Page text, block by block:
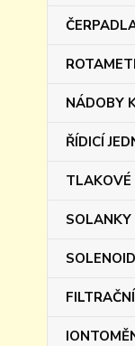
NÁDOBY
ŘÍDICÍ
TLAKOVÉ
SOLANKY